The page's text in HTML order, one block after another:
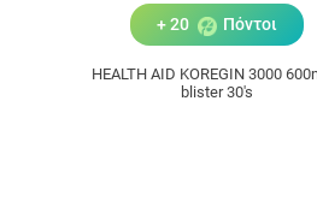
+ 20 Πόντοι
HEALTH AID KOREGIN 3000
blister 30's